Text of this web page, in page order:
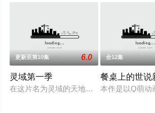
更新至第10集 6.0
灵域第一季
在这片名为灵域的天地间，有一片赤澜大
全12集
餐桌上的世说
本作是以Q萌动